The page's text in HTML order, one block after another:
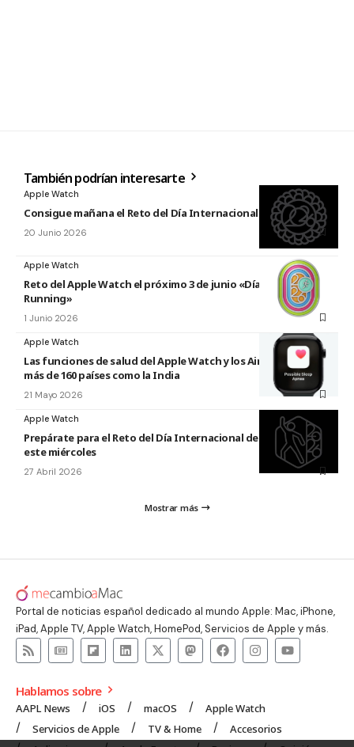
También podrían interesarte
Apple Watch
Consigue mañana el Reto del Día Internacional del Yoga 2026
20 Junio 2026
Apple Watch
Reto del Apple Watch el próximo 3 de junio «Día Mundial del
Running»
1 Junio 2026
Apple Watch
Las funciones de salud del Apple Watch y los AirPods llegan a
más de 160 países como la India
21 Mayo 2026
Apple Watch
Prepárate para el Reto del Día Internacional de la Danza 2026
este miércoles
27 Abril 2026
Mostrar más
Portal de noticias español dedicado al mundo Apple: Mac, iPhone,
iPad, Apple TV, Apple Watch, HomePod, Servicios de Apple y más.
Hablamos sobre
AAPL News iOS macOS
Apple Watch
Servicios de Apple
TV & Home
Accesorios